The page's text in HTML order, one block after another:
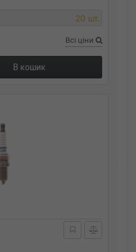
20 шт.
Всі ціни
В кошик